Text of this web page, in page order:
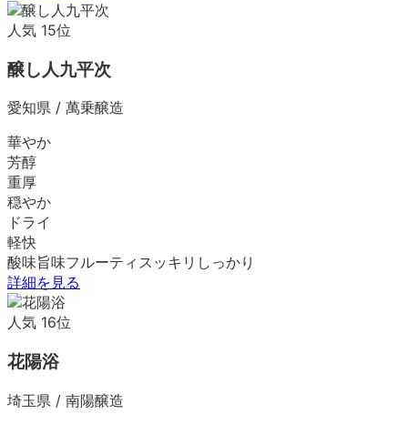
人気 15位
醸し人九平次
愛知県 / 萬乗醸造
華やか
芳醇
重厚
穏やか
ドライ
軽快
酸味旨味フルーティ スッキリ しっかり
詳細を見る
人気 16位
花陽浴
埼玉県 / 南陽醸造